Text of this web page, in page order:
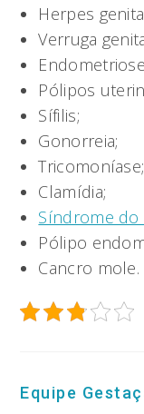
Herpes
Verruga
Pólipos
Sífilis;
Gonorreia;
Tricomoníase;
Clamídia;
Síndrome do
Pólipo
Cancro mole.
Equipe